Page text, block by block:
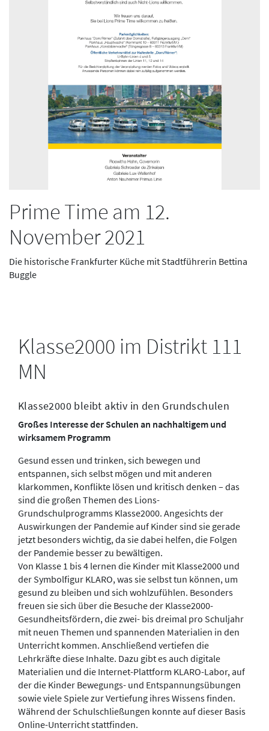
Prime Time am 12.
November 2021
Die historische Frankfurter Küche mit Stadtführerin Bettina
Buggle
Klasse2000 im Distrikt 111
MN
Klasse2000 bleibt aktiv in den Grundschulen
Großes Interesse der Schulen an nachhaltigem und
wirksamem Programm
Gesund essen und trinken, sich bewegen und
entspannen, sich selbst mögen und mit anderen
klarkommen, Konflikte lösen und kritisch denken – das
sind die großen Themen des Lions-
Grundschulprogramms Klasse2000. Angesichts der
Auswirkungen der Pandemie auf Kinder sind sie gerade
jetzt besonders wichtig, da sie dabei helfen, die Folgen
der Pandemie besser zu bewältigen.
Von Klasse 1 bis 4 lernen die Kinder mit Klasse2000 und
der Symbolfigur KLARO, was sie selbst tun können, um
gesund zu bleiben und sich wohlzufühlen. Besonders
freuen sie sich über die Besuche der Klasse2000-
Gesundheitsfördern, die zwei- bis dreimal pro Schuljahr
mit neuen Themen und spannenden Materialien in den
Unterricht kommen. Anschließend vertiefen die
Lehrkräfte diese Inhalte. Dazu gibt es auch digitale
Materialien und die Internet-Plattform KLARO-Labor, auf
der die Kinder Bewegungs- und Entspannungsübungen
sowie viele Spiele zur Vertiefung ihres Wissens finden.
Während der Schulschließungen konnte auf dieser Basis
Online-Unterricht stattfinden.